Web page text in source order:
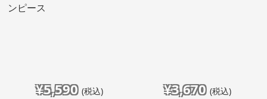
¥5,590 (税込) ¥3,670 (税込)